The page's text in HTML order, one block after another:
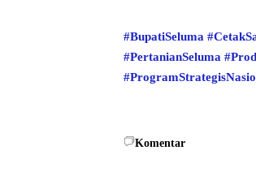
#BupatiSeluma
#PertanianSeluma
Komentar